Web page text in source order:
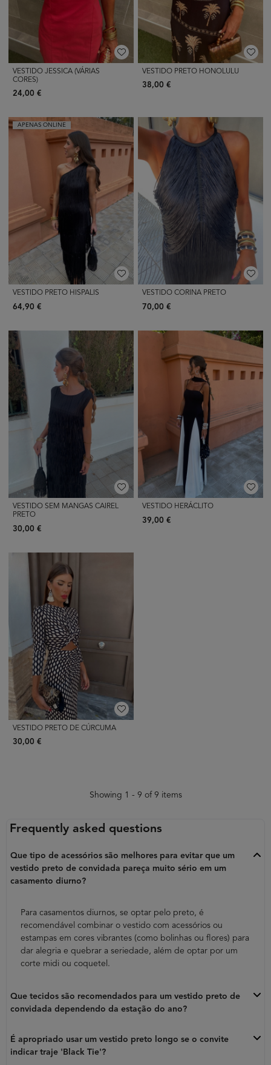
VESTIDO JESSICA (VÁRIAS
CORES)
24,00 €
VESTIDO PRETO HONOLULU
38,00 €
APENAS ONLINE
VESTIDO PRETO HISPALIS
64,90 €
VESTIDO CORINA PRETO
70,00 €
VESTIDO SEM MANGAS CAIREL
PRETO
30,00 €
VESTIDO HERÁCLITO
39,00 €
VESTIDO PRETO DE CÚRCUMA
30,00 €
Showing 1 - 9 of 9 items
Frequently asked questions
Que tipo de acessórios são melhores para evitar que um
vestido preto de convidada pareça muito sério em um
casamento diurno?
Para casamentos diurnos, se optar pelo preto, é
recomendável combinar o vestido com acessórios ou
estampas em cores vibrantes (como bolinhas ou flores) para
dar alegria e quebrar a seriedade, além de optar por um
corte midi ou coquetel.
Que tecidos são recomendados para um vestido preto de
convidada dependendo da estação do ano?
É apropriado usar um vestido preto longo se o convite
indicar traje 'Black Tie'?